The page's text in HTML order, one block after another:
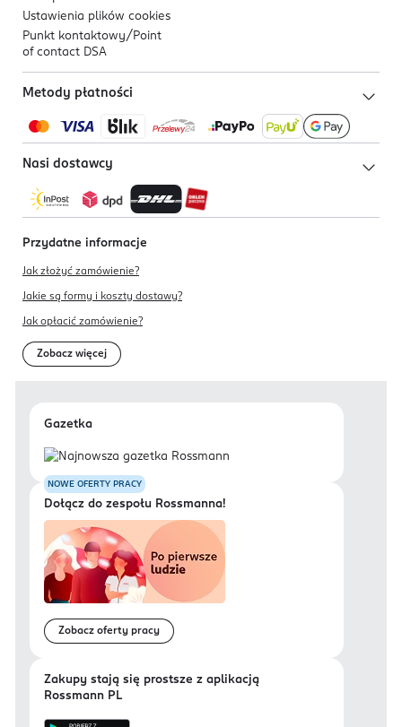
Ustawienia plików cookies
Punkt kontaktowy/ Point
of contact DSA
Metody płatności
Nasi dostawcy
Przydatne informacje
Jak złożyć zamówienie?
Jakie są formy i koszty dostawy?
Jak opłacić zamówienie?
Zobacz więcej
Gazetka
NOWE OFERTY PRACY
Dołącz do zespołu Rossmanna!
Zobacz oferty pracy
Zakupy stają się prostsze z aplikacją
Rossmann PL